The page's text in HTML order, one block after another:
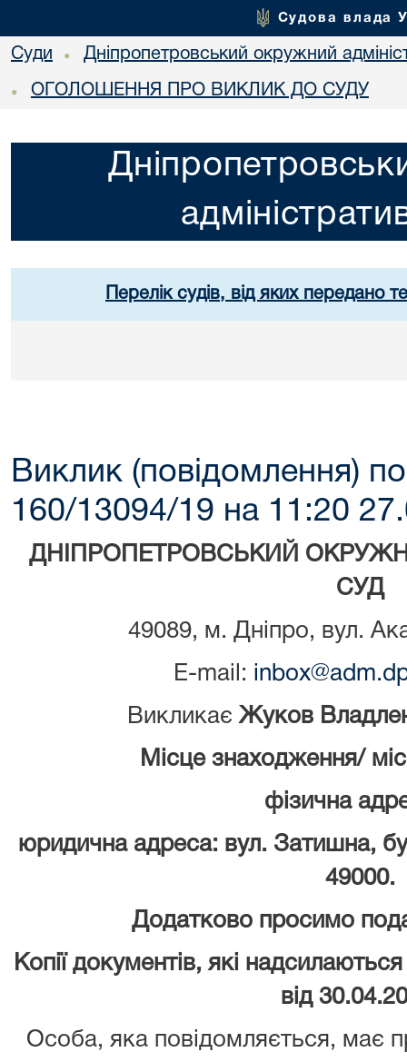
Судова влада
Суди • Дніпропетровський окружний
• ОГОЛОШЕННЯ ПРО ВИКЛИК ДО СУДУ
Перелік судів, від яких передано
Виклик (повідомлення)
160/13094/19 на 11:20
ДНІПРОПЕТРОВСЬКИЙ
СУД
49089, м. Дніпро, вул.
E-mail:
ВикликаєЖуков
Місце знаходження/
фізична
юридична адреса: вул. Затишна,
49000.
Додатково просимо
Копії документів, які
від
Особа, яка повідомляється, має